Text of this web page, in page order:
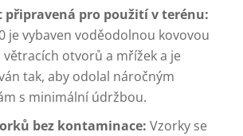
připravená pro použití v terénu:
je vybaven voděodolnou kovovou
větracích otvorů a mřížek a je
tak, aby odolal náročným
s minimální údržbou.
bez kontaminace: Vzorky se